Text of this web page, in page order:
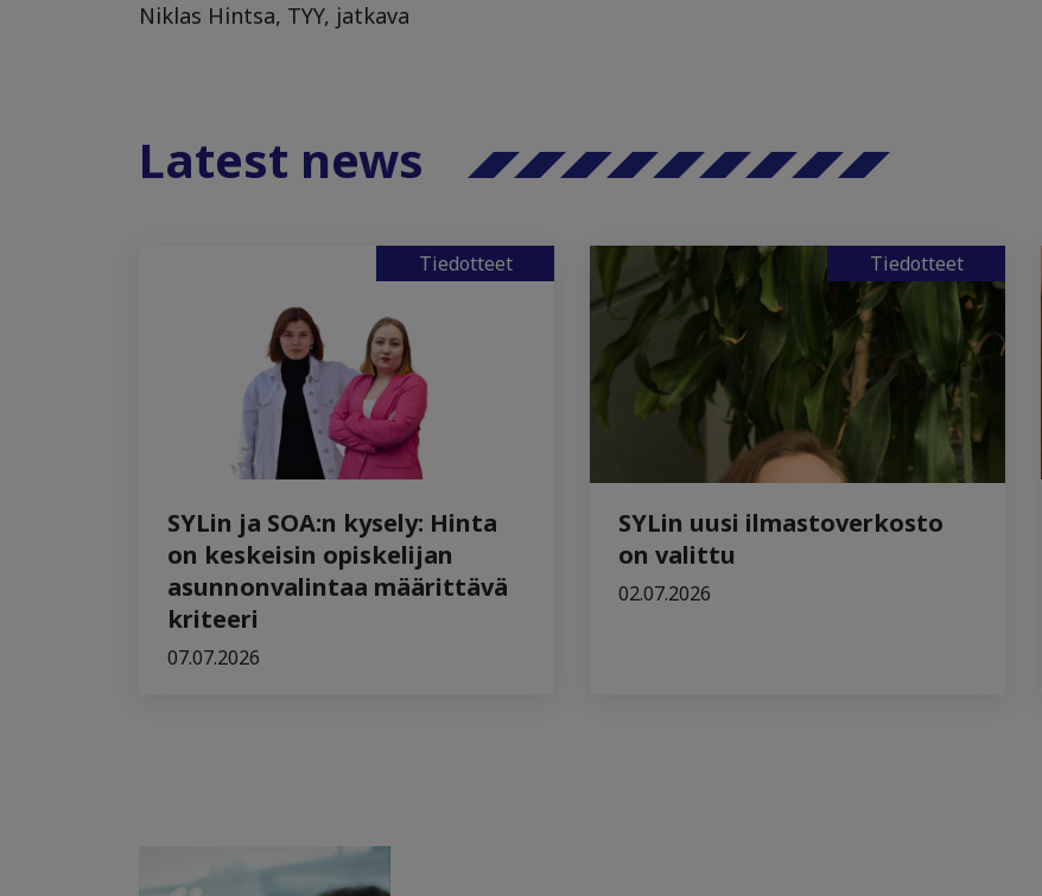
Niklas Hintsa, TYY, jatkava
Latest news
Tiedotteet
SYLin ja SOA:n kysely: Hinta
on keskeisin opiskelijan
asunnonvalintaa määrittävä
kriteeri
07.07.2026
Tiedotteet
SYLin uusi ilmastoverkosto
on valittu
02.07.2026